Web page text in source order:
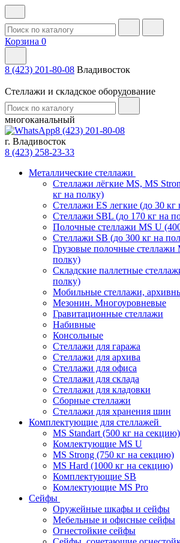
Корзина 0
8 (423) 201-80-08 Владивосток
Стеллажи и складское оборудование
многоканальный
8 (423) 201-80-08
г. Владивосток
8 (423) 258-23-33
Металлические стеллажи
Стеллажи лёгкие MS, MS
кг на полку)
Стеллажи ES легкие (до 30 кг
Стеллажи SBL (до 170 кг на
Полочные стеллажи MS U
Стеллажи SB (до 300 кг на
Грузовые полочные стеллажи
полку)
Складские паллетные
полку)
Мобильные стеллажи,
Мезонин. Многоуровневые
Гравитационные стеллажи
Набивные
Консольные
Стеллажи для гаража
Стеллажи для архива
Стеллажи для офиса
Стеллажи для склада
Стеллажи для кладовки
Сборные стеллажи
Стеллажи для хранения шин
Комплектующие для стеллажей
MS Standart (500 кг на секцию)
Комлектующие MS U
MS Strong (750 кг на секцию)
MS Hard (1000 кг на секцию)
Комплектующие SB
Комлектующие MS Pro
Сейфы
Оружейные шкафы и сейфы
Мебельные и офисные сейфы
Огнестойкие сейфы